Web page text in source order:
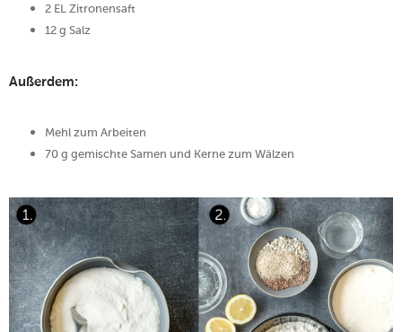
2 EL Zitronensaft
12 g Salz
Außerdem:
Mehl zum Arbeiten
70 g gemischte Samen und Kerne zum Wälzen